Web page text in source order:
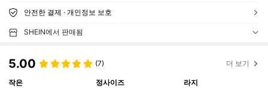
안전한 결제 · 개인정보 보호
SHEIN에서 판매됨
5.00 (7) 더 보기
작은
정사이즈
라지